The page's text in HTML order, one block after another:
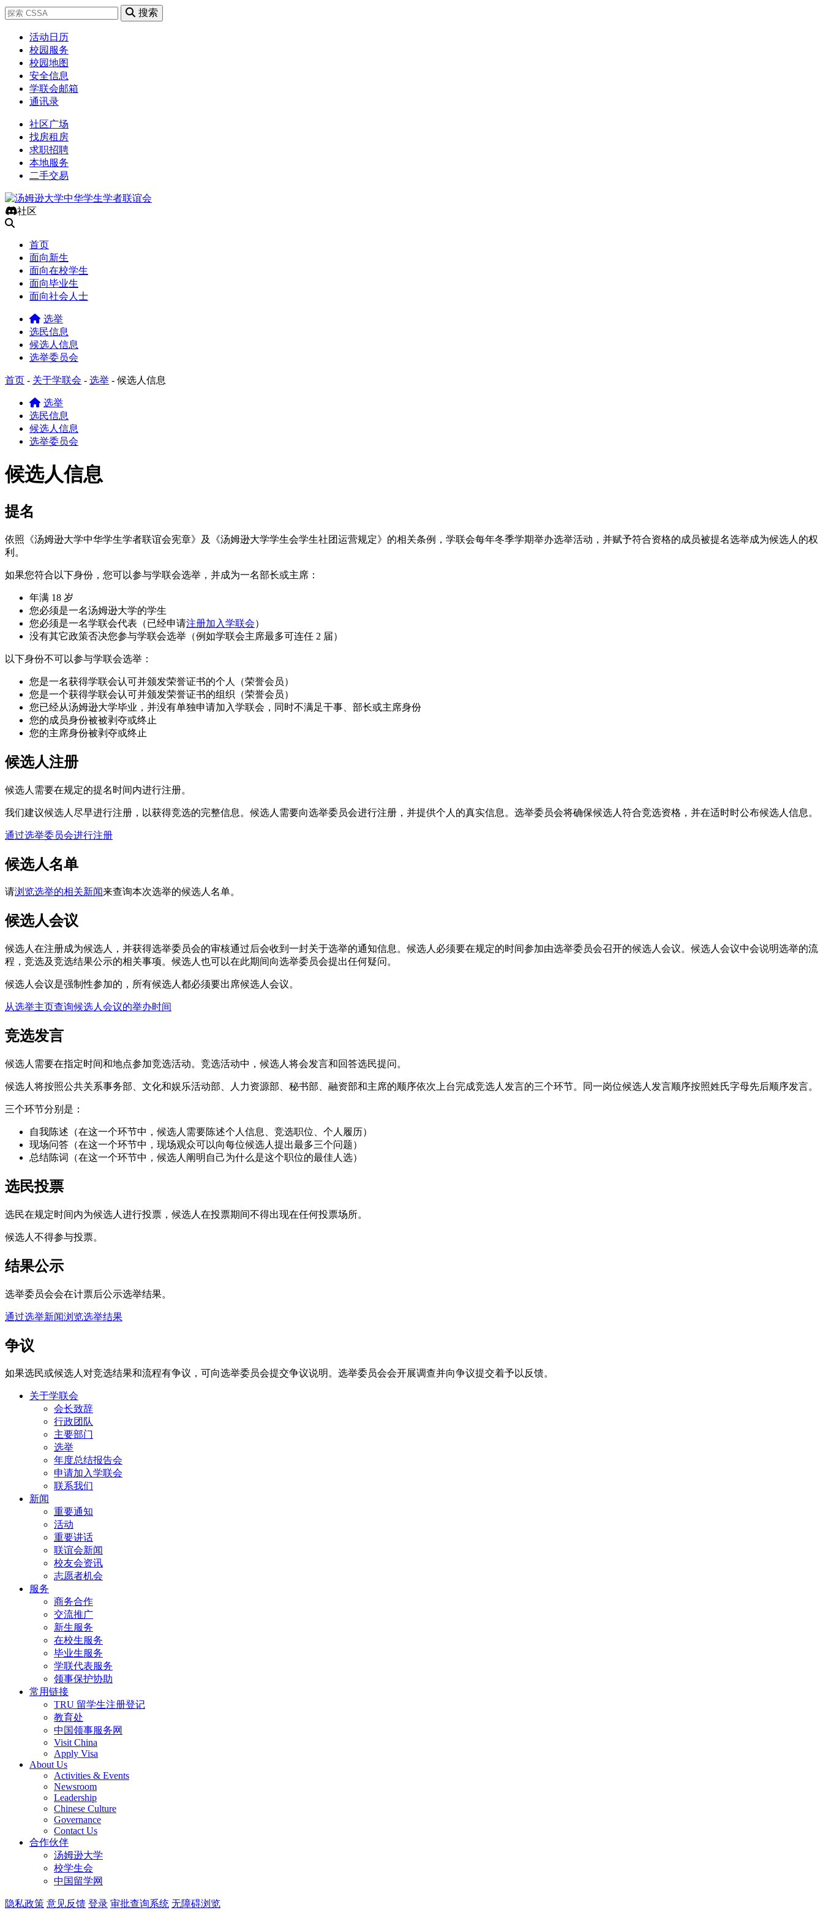
搜索
活动日历
校园服务
校园地图
安全信息
学联会邮箱
通讯录
社区广场
找房租房
求职招聘
本地服务
二手交易
社区
首页
面向新生
面向在校学生
面向毕业生
面向社会人士
选举
选民信息
候选人信息
选举委员会
首页 - 关于学联会 - 选举 - 候选人信息
选举
选民信息
候选人信息
选举委员会
候选人信息
提名
依照《汤姆逊大学中华学生学者联谊会宪章》及《汤姆逊大学学生会学生社团运营规定》的相关条例，学联会每年冬季学期举办选举活动，并赋予符合资格的成员被提名选举成为候选人的权
利。
如果您符合以下身份，您可以参与学联会选举，并成为一名部长或主席：
年满 18 岁
您必须是一名汤姆逊大学的学生
您必须是一名学联会代表（已经申请注册加入学联会）
没有其它政策否决您参与学联会选举（例如学联会主席最多可连任 2 届）
以下身份不可以参与学联会选举：
您是一名获得学联会认可并颁发荣誉证书的个人（荣誉会员）
您是一个获得学联会认可并颁发荣誉证书的组织（荣誉会员）
您已经从汤姆逊大学毕业，并没有单独申请加入学联会，同时不满足干事、部长或主席身份
您的成员身份被被剥夺或终止
您的主席身份被剥夺或终止
候选人注册
候选人需要在规定的提名时间内进行注册。
我们建议候选人尽早进行注册，以获得竞选的完整信息。候选人需要向选举委员会进行注册，并提供个人的真实信息。选举委员会将确保候选人符合竞选资格，并在适时时公布候选人信息。
通过选举委员会进行注册
候选人名单
请浏览选举的相关新闻来查询本次选举的候选人名单。
候选人会议
候选人在注册成为候选人，并获得选举委员会的审核通过后会收到一封关于选举的通知信息。候选人必须要在规定的时间参加由选举委员会召开的候选人会议。候选人会议中会说明选举的流
程，竞选及竞选结果公示的相关事项。候选人也可以在此期间向选举委员会提出任何疑问。
候选人会议是强制性参加的，所有候选人都必须要出席候选人会议。
从选举主页查询候选人会议的举办时间
竞选发言
候选人需要在指定时间和地点参加竞选活动。竞选活动中，候选人将会发言和回答选民提问。
候选人将按照公共关系事务部、文化和娱乐活动部、人力资源部、秘书部、融资部和主席的顺序依次上台完成竞选人发言的三个环节。同一岗位候选人发言顺序按照姓氏字母先后顺序发言。
三个环节分别是：
自我陈述（在这一个环节中，候选人需要陈述个人信息、竞选职位、个人履历）
现场问答（在这一个环节中，现场观众可以向每位候选人提出最多三个问题）
总结陈词（在这一个环节中，候选人阐明自己为什么是这个职位的最佳人选）
选民投票
选民在规定时间内为候选人进行投票，候选人在投票期间不得出现在任何投票场所。
候选人不得参与投票。
结果公示
选举委员会会在计票后公示选举结果。
通过选举新闻浏览选举结果
争议
如果选民或候选人对竞选结果和流程有争议，可向选举委员会提交争议说明。选举委员会会开展调查并向争议提交着予以反馈。
关于学联会
会长致辞
行政团队
主要部门
选举
年度总结报告会
申请加入学联会
联系我们
新闻
重要通知
活动
重要讲话
联谊会新闻
校友会资讯
志愿者机会
服务
商务合作
交流推广
新生服务
在校生服务
毕业生服务
学联代表服务
领事保护协助
常用链接
TRU 留学生注册登记
教育处
中国领事服务网
Visit China
Apply Visa
About Us
Activities & Events
Newsroom
Leadership
Chinese Culture
Governance
Contact Us
合作伙伴
汤姆逊大学
校学生会
中国留学网
隐私政策 意见反馈 登录 审批查询系统 无障碍浏览